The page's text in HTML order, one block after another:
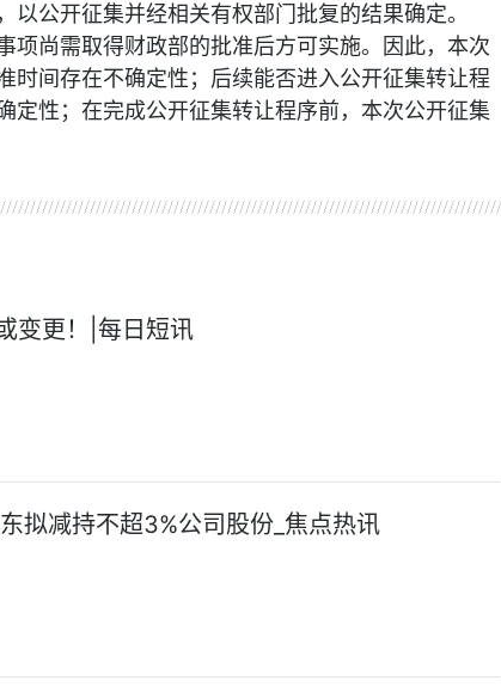
公开征集并经相关有权部门批复的结果确定。
项尚需取得财政部的批准后方可实施。因此，本次
时间存在不确定性；后续能否进入公开征集转让程
定性；在完成公开征集转让程序前，本次公开征集
变更！|每日短讯
拟减持不超3%公司股份_焦点热讯